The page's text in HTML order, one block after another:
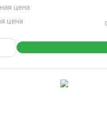
цена
цена